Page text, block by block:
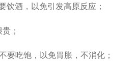
酒，以免引发高原反应；
；
要吃饱，以免胃胀，不消化；